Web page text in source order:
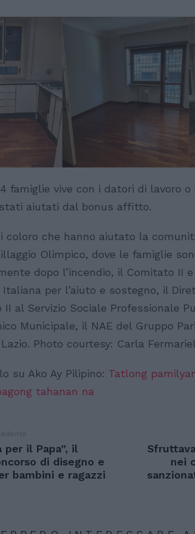
famiglie vive con i datori di lavoro
aiutati dal bonus affitto.
coloro che hanno aiutato la
Olimpico, dove le famiglie
dopo l’incendio, il Comitato II
Italiana per l’aiuto e sostegno, il
II al Servizio Sociale Professionale
Municipale, il NAE del Gruppo
Photo courtesy: Carla
su Ako Ay Pilipino: Tatlong
tahanan na
per il Papa”, il
di disegno e
bambini e ragazzi
nei